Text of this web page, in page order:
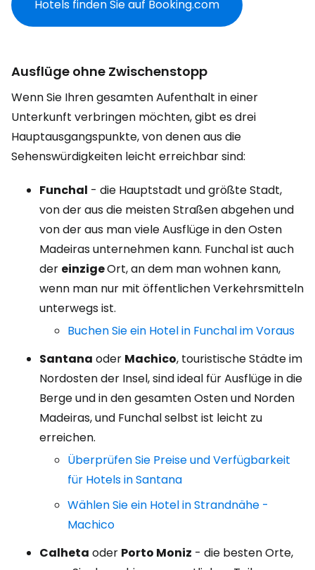
Hotels finden Sie auf Booking.com
Ausflüge ohne Zwischenstopp
Wenn Sie Ihren gesamten Aufenthalt in einer
Unterkunft verbringen möchten, gibt es drei
Hauptausgangspunkte, von denen aus die
Sehenswürdigkeiten leicht erreichbar sind:
Funchal - die Hauptstadt und größte Stadt,
von der aus die meisten Straßen abgehen und
von der aus man viele Ausflüge in den Osten
Madeiras unternehmen kann. Funchal ist auch
der einzigeOrt, an dem man wohnen kann,
wenn man nur mit öffentlichen Verkehrsmitteln
unterwegs ist.
Buchen Sie ein Hotel in Funchal im Voraus
Santana oder Machico, touristische Städte im
Nordosten der Insel, sind ideal für Ausflüge in die
Berge und in den gesamten Osten und Norden
Madeiras, und Funchal selbst ist leicht zu
erreichen.
Überprüfen Sie Preise und Verfügbarkeit
für Hotels in Santana
Wählen Sie ein Hotel in Strandnähe -
Machico
Calheta oder Porto Moniz - die besten Orte,